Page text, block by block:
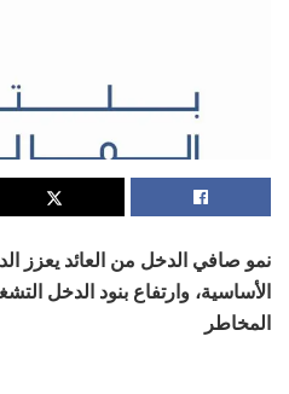
نمو صافي الدخل من العائد يعزز
الأساسية، وارتفاع بنود الدخل
المخاطر